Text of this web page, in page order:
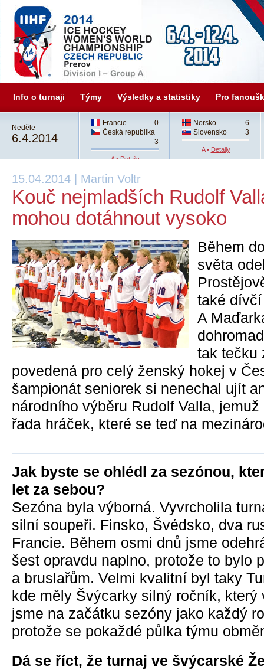
Info o turnaji Týmy Výsledky a statistiky Pro
Neděle
6.4.2014
Francie
0
Česká republika
3
A •Detaily
Norsko
6
Slovensko
3
A • Detaily
15.04.2014 | Martin Voltr
Kouč nejmladších Rudolf
mohou dotáhnout vysoko
Během
světa
také
A
tak tečku
povedená pro celý ženský hokej v
šampionát seniorek si nenechal ujít
národního výběru Rudolf Valla,
řada hráček, které se teď na
Jak byste se ohlédl za sezónou,
let za sebou?
Sezóna byla výborná. Vyvrcholila
silní soupeři. Finsko, Švédsko, dva
Francie. Během osmi dnů jsme
šest opravdu naplno, protože to bylo
a bruslařům. Velmi kvalitní byl taky
kde měly Švýcarky silný ročník, který
jsme na začátku sezóny jako každý
protože se pokaždé půlka týmu
Dá se říct, že turnaj ve švýcarské